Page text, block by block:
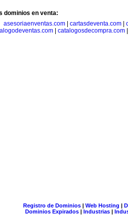
dominios en venta:
asesoriaenventas.com
cartasdeventa.com
catalogosdecompra.com
Registro de Dominios| Web Hosting |
Dominios Expirados | Industrias |